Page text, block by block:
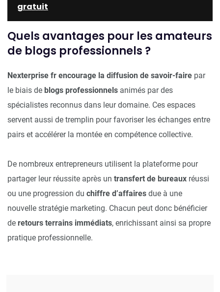
gratuit
Quels avantages pour les amateurs
de blogs professionnels ?
Nexterprise fr encourage la diffusion de savoir-faire par
le biais de blogs professionnels animés par des
spécialistes reconnus dans leur domaine. Ces espaces
servent aussi de tremplin pour favoriser les échanges entre
pairs et accélérer la montée en compétence collective.
De nombreux entrepreneurs utilisent la plateforme pour
partager leur réussite après un transfert de bureaux réussi
ou une progression du chiffre d’affaires due à une
nouvelle stratégie marketing. Chacun peut donc bénéficier
de retours terrains immédiats, enrichissant ainsi sa propre
pratique professionnelle.